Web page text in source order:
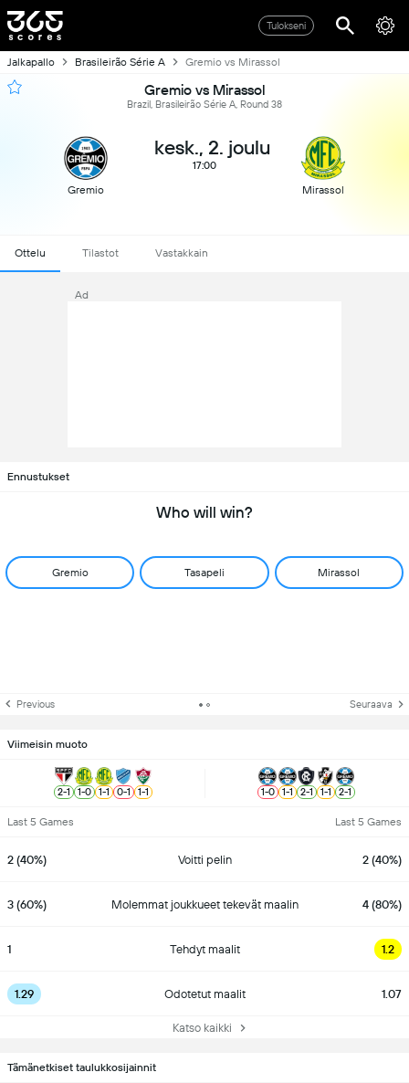
Tulokseni
Jalkapallo Brasileirão Série A Gremio vs Mirassol
Gremio vs Mirassol
Brazil, Brasileirão Série A, Round 38
Gremio
kesk., 2. joulu
17:00
Mirassol
Ottelu Tilastot Vastakkain
Ad
Ennustukset
Who will win?
Gremio Tasapeli Mirassol
Previous Seuraava
Viimeisin muoto
2-1 1-0 1-1 0-1 1-1 1-0 1-1 2-1 1-1 2-1
Last 5 Games Last 5 Games
2 (40%) Voitti pelin 2 (40%)
3 (60%) Molemmat joukkueet tekevät maalin 4 (80%)
1 Tehdyt maalit 1.2
1.29 Odotetut maalit 1.07
Katso kaikki
Tämänetkiset taulukkosijainnit